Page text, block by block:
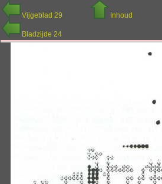
Vijgeblad 29 Inhoud
Bladzijde 24